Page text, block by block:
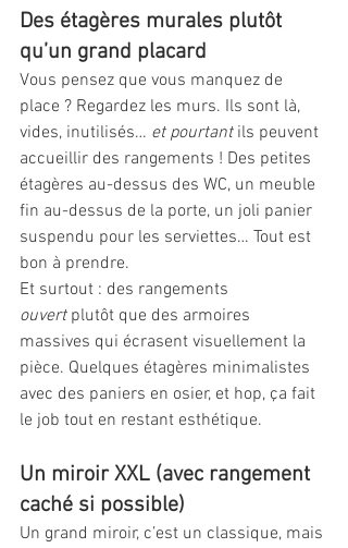
Des étagères murales plutôt
qu’un grand placard
Vous pensez que vous manquez de
place ? Regardez les murs. Ils sont là,
vides, inutilisés… et pourtant ils peuvent
accueillir des rangements ! Des petites
étagères au-dessus des WC, un meuble
fin au-dessus de la porte, un joli panier
suspendu pour les serviettes… Tout est
bon à prendre.
Et surtout : des rangements
ouvert plutôt que des armoires
massives qui écrasent visuellement la
pièce. Quelques étagères minimalistes
avec des paniers en osier, et hop, ça fait
le job tout en restant esthétique.
Un miroir XXL (avec rangement
caché si possible)
Un grand miroir, c’est un classique, mais